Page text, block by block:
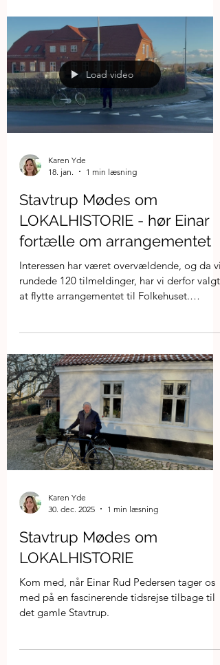
meget stort fremmøde, og interessen
bekræfter, at lokalhistorie er et tema, der
samler og engagerer mange i Stavtrup.
Load video
Karen Yde
18. jan.
1 min læsning
Stavtrup Mødes om
LOKALHISTORIE - hør Einar
fortælle om arrangementet
Interessen har været overvældende, og da vi
at flytte arrangementet til Folkehuset.
Einar Rud Pedersen fortæller om
arrangementet.
Karen Yde
30. dec. 2025
1 min læsning
LOKALHISTORIE
Kom med, når Einar Rud Pedersen tager os
det gamle Stavtrup.